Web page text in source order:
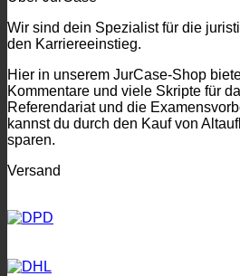
Wir sind dein Spezialist für die
den Karriereeinstieg.
Hier in unserem JurCase-Shop
Kommentare und viele Skripte für
Referendariat und die
kannst du durch den Kauf von
sparen.
Versand